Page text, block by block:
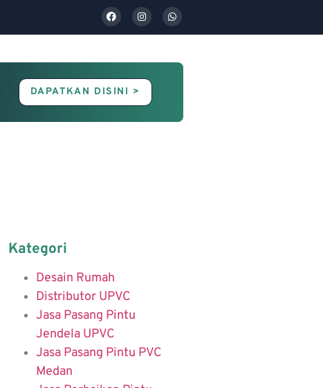
DAPATKAN DISINI >
Kategori
Desain Rumah
Distributor UPVC
Jasa Pasang Pintu
Jendela UPVC
Jasa Pasang Pintu PVC
Medan